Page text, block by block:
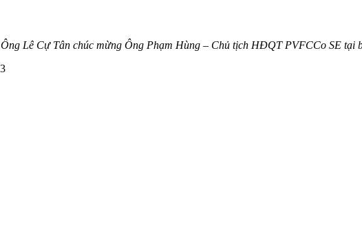
Ông Lê Cự Tân chúc mừng Ông Phạm Hùng – Chủ tịch HĐQT PVFCCo SE tại